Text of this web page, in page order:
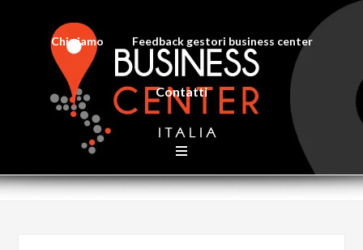
Chi siamo Feedback gestori business center
Contatti